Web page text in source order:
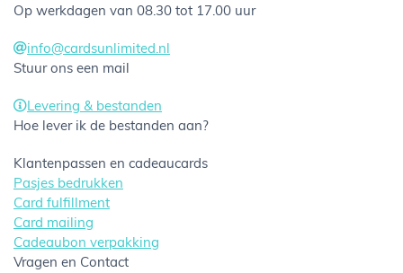
Op werkdagen van 08.30 tot 17.00 uur
info@cardsunlimited.nl
Stuur ons een mail
Levering & bestanden
Hoe lever ik de bestanden aan?
Klantenpassen en cadeaucards
Pasjes bedrukken
Card fulfillment
Card mailing
Cadeaubon verpakking
Vragen en Contact